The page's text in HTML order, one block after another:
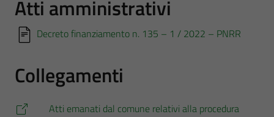
Atti amministrativi
Decreto finanziamento n. 135 – 1 / 2022 – PNRR
Collegamenti
Atti emanati dal comune relativi alla procedura